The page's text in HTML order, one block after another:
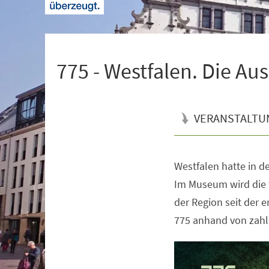
775 - Westfalen. Die
Westfalen hatte in
Im Museum wird
der Region seit der
775 anhand von